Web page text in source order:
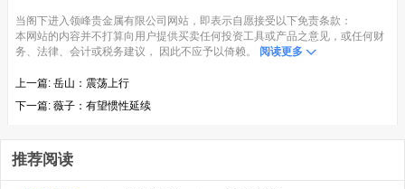
当阁下进入领峰贵金属有限公司网站，即表示自愿接受以下免责条款：
本网站的内容并不打算向用户提供买卖任何投资工具或产品之意见，或任何财
务、法律、会计或税务建议， 因此不应予以倚赖。
阅读更多
上一篇: 岳山：震荡上行
下一篇: 薇子：有望惯性延续
推荐阅读